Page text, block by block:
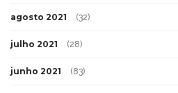
agosto 2021 (32)
julho 2021 (28)
junho 2021 (83)